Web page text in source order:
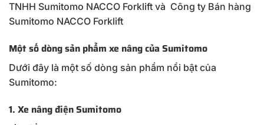
TNHH Sumitomo NACCO Forklift và Công ty Bán hàng
Sumitomo NACCO Forklift
Một số dòng sản phẩm xe nâng của Sumitomo
Dưới đây là một số dòng sản phẩm nổi bật của
Sumitomo:
1. Xe nâng điện Sumitomo